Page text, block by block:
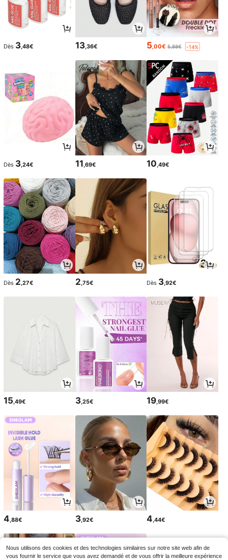
Dès 3,48€ 13,36€ 5 ,00€ 5,88€ -14%
Dès 3,24€ 11,69€ 10,49€
Dès 2,27€ 2,75€ Dès 3,92€
15 ,49€ 3,25€ 19 ,99€
4 ,88€ 3,92€ 4 ,44€
Nous utilisons des cookies et des technologies similaires sur notre site web afin de
vous fournir le service que vous avez demandé et de vous offrir la meilleure expérience